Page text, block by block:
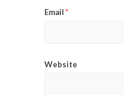
Email*
Website